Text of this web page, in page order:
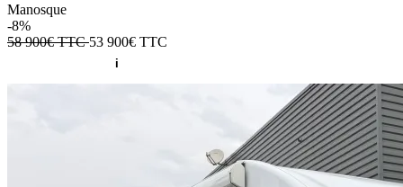
Manosque
-8%
58 900€ TTC53 900€ TTC